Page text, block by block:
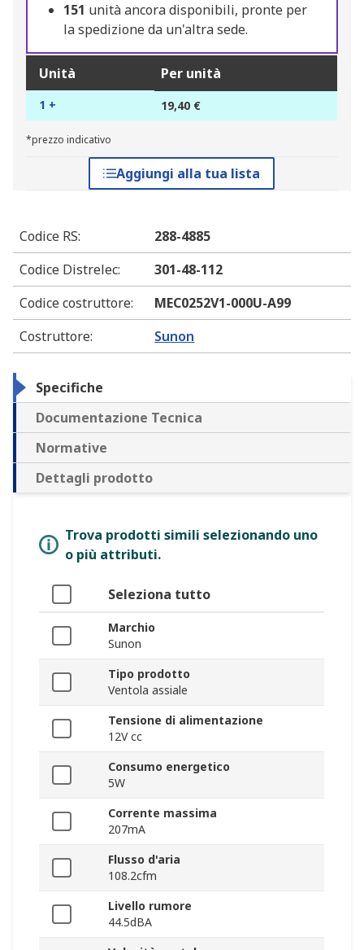
151 unità ancora disponibili, pronte per
la spedizione da un'altra sede.
Unità Per unità
1 + 19,40 €
*prezzo indicativo
Aggiungi alla tua lista
Codice RS:
288-4885
Codice Distrelec:
301-48-112
Codice costruttore:
MEC0252V1-000U-A99
Costruttore: Sunon
Specifiche
Documentazione Tecnica
Normative
Dettagli prodotto
Trova prodotti simili selezionando uno
o più attributi.
Seleziona tutto
Marchio
Sunon
Tipo prodotto
Ventola assiale
Tensione di alimentazione
12V cc
Consumo energetico
5W
Corrente massima
207mA
Flusso d'aria
108.2cfm
Livello rumore
44.5dBA